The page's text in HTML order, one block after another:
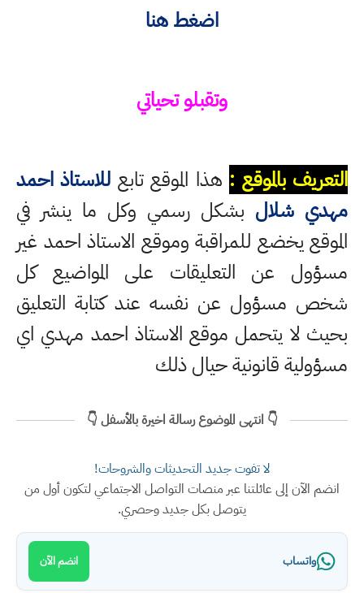
اضغط هنا
وتقبلو تحياتي
التعريف بالموقع : هذا الموقع تابع للاستاذ احمد
مهدي شلال بشكل رسمي وكل ما ينشر في
الموقع يخضع للمراقبة وموقع الاستاذ احمد غير
مسؤول عن التعليقات على المواضيع كل
شخص مسؤول عن نفسه عند كتابة التعليق
بحيث لا يتحمل موقع الاستاذ احمد مهدي اي
مسؤولية قانونية حيال ذلك
👇 انتهى الموضوع رسالة اخيرة بالأسفل 👇
لا تفوت جديد التحديثات والشروحات!
انضم الآن إلى عائلتنا عبر منصات التواصل الاجتماعي لتكون أول من
يتوصل بكل جديد وحصري.
واتساب انضم الآن